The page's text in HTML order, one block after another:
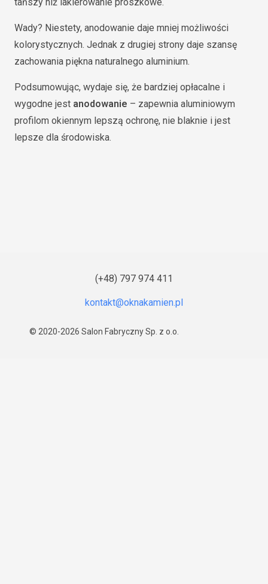
Wady? Niestety, anodowanie daje mniej możliwości
kolorystycznych. Jednak z drugiej strony daje szansę
zachowania piękna naturalnego aluminium.
Podsumowując, wydaje się, że bardziej opłacalne i
wygodne jest anodowanie – zapewnia aluminiowym
profilom okiennym lepszą ochronę, nie blaknie i jest
lepsze dla środowiska.
(+48) 797 974 411
© 2020-2026 Salon Fabryczny Sp. z o.o.